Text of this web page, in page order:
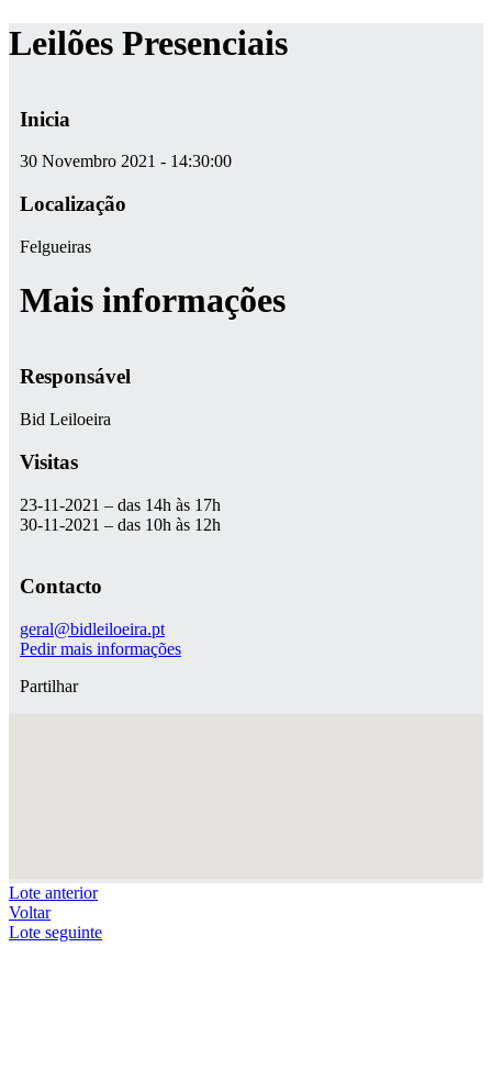
Leilões Presenciais
Inicia
30 Novembro 2021 - 14:30:00
Localização
Felgueiras
Mais informações
Responsável
Bid Leiloeira
Visitas
23-11-2021 – das 14h às 17h
30-11-2021 – das 10h às 12h
Contacto
geral@bidleiloeira.pt
Pedir mais informações
Partilhar
Lote anterior
Voltar
Lote seguinte